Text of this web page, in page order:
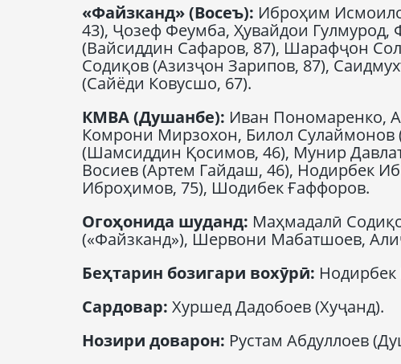
«Файзканд» (Восеъ): Иброҳим
43), Ҷозеф Феумба, Ҳувайдои
(Вайсиддин Сафаров, 87), Шарафҷон
Содиқов (Азизҷон Зарипов, 87),
(Сайёди Ковусшо, 67).
КМВА(Душанбе): Иван Пономаренко,
Комрони Мирзохон, Билол
(Шамсиддин Қосимов, 46), Мунир
Восиев (Артем Гайдаш, 46), Нодирбек
Иброҳимов, 75), Шодибек Ғаффоров.
Огоҳонида шуданд: Маҳмадалӣ
(«Файзканд»), Шервони Мабатшоев,
Беҳтарин бозигари вохӯрӣ:
Сардовар: Хуршед Дадобоев (Хуҷанд).
Нозири доварон: Рустам Абдуллоев